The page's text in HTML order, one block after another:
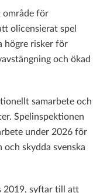
område för
olicensierat spel
högre risker för
och ökad
samarbete och
Spelinspektionen
under 2026 för
och skydda svenska
2019, syftar till att